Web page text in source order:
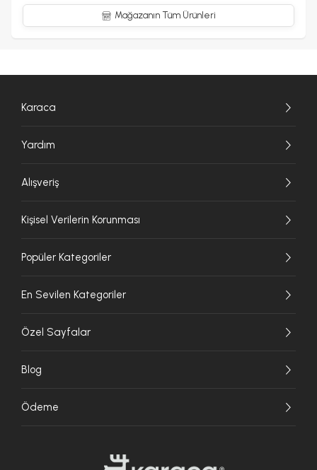
Mağazanın Tüm Ürünleri
Karaca
Yardım
Alışveriş
Kişisel Verilerin Korunması
Popüler Kategoriler
En Sevilen Kategoriler
Özel Sayfalar
Blog
Ödeme